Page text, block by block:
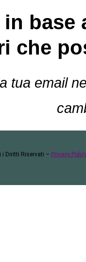
base
che
tua email
i Diritti Riservati – Privacy